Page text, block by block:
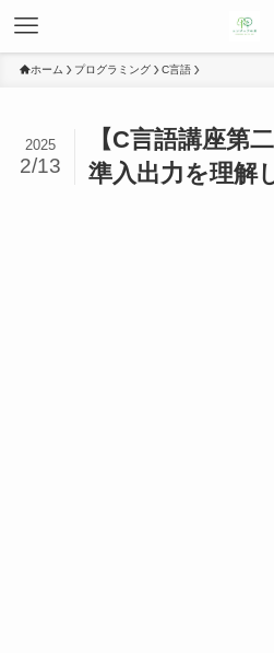
ホーム プログラミング C言語
【C言語講座第
準入出力を理解
2025
2/13